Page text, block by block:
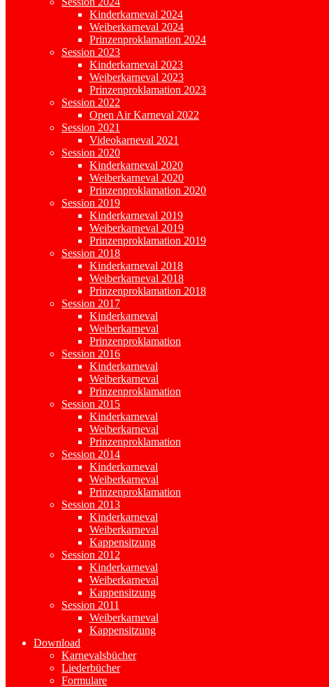
Kinderkarneval 2024
Weiberkarneval 2024
Prinzenproklamation 2024
Session 2023
Kinderkarneval 2023
Weiberkarneval 2023
Prinzenproklamation 2023
Session 2022
Open Air Karneval 2022
Session 2021
Videokarneval 2021
Session 2020
Kinderkarneval 2020
Weiberkarneval 2020
Prinzenproklamation 2020
Session 2019
Kinderkarneval 2019
Weiberkarneval 2019
Prinzenproklamation 2019
Session 2018
Kinderkarneval 2018
Weiberkarneval 2018
Prinzenproklamation 2018
Session 2017
Kinderkarneval
Weiberkarneval
Prinzenproklamation
Session 2016
Kinderkarneval
Weiberkarneval
Prinzenproklamation
Session 2015
Kinderkarneval
Weiberkarneval
Prinzenproklamation
Session 2014
Kinderkarneval
Weiberkarneval
Prinzenproklamation
Session 2013
Kinderkarneval
Weiberkarneval
Kappensitzung
Session 2012
Kinderkarneval
Weiberkarneval
Kappensitzung
Session 2011
Weiberkarneval
Kappensitzung
Download
Karnevalsbücher
Liederbücher
Formulare